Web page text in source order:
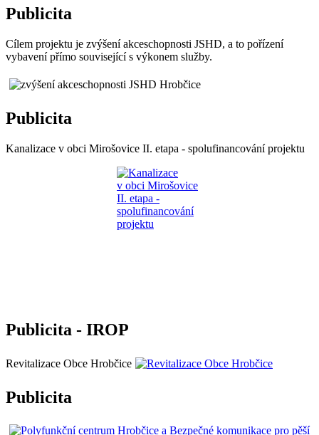
Publicita
Cílem projektu je zvýšení akceschopnosti JSHD, a to pořízení
vybavení přímo související s výkonem služby.
Publicita
Kanalizace v obci Mirošovice II. etapa - spolufinancování projektu
Publicita - IROP
Revitalizace Obce Hrobčice
Publicita